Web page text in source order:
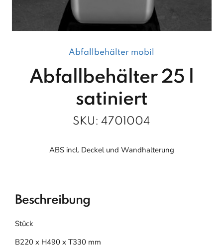
Abfallbehälter mobil
Abfallbehälter 25 l
satiniert
SKU: 4701004
ABS incl. Deckel und Wandhalterung
Beschreibung
Stück
B220 x H490 x T330 mm